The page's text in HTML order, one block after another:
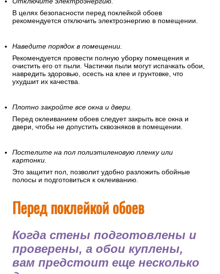
В целях безопасности перед поклейкой обоев
рекомендуется отключить электроэнергию в помещении.
Наведите порядок в помещении.
Рекомендуется провести полную уборку помещения и
очистить его от пыли. Частички пыли могут испачкать обои,
навредить здоровью, осесть на клее и грунтовке, что
ухудшит их качества.
Плотно закройте все окна и двери.
Перед оклеиванием обоев следует закрыть все окна и
двери, чтобы не допустить сквозняков в помещении.
Постелите на пол полиэтиленовую пленку или
картонки.
Это защитит пол, позволит удобно разложить обойные
полосы и подготовиться к оклеиванию.
Перед поклейкой обоев
Когда стены подготовлены и
проверены, а обои куплены,
вам предстоит еще несколько